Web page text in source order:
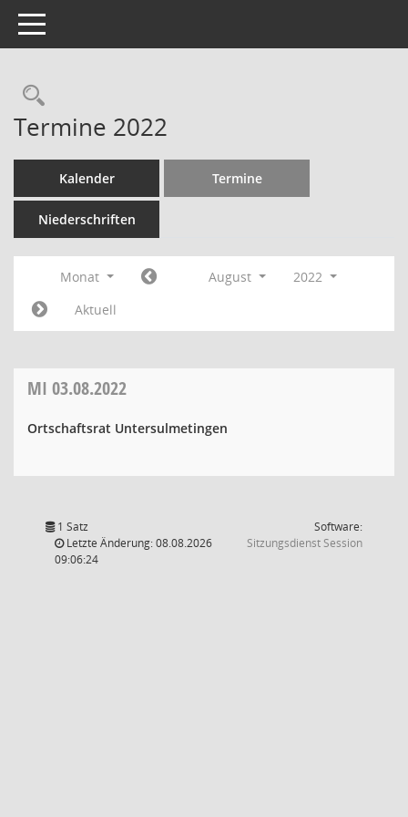
Toggle navigation
Termine 2022
Kalender Termine
Niederschriften
Monat August
2022
Aktuell
MI 03.08.2022
Ortschaftsrat Untersulmetingen
1 Satz
Letzte Änderung: 08.08.2026
09:06:24
Software:
Sitzungsdienst Session(Wird in